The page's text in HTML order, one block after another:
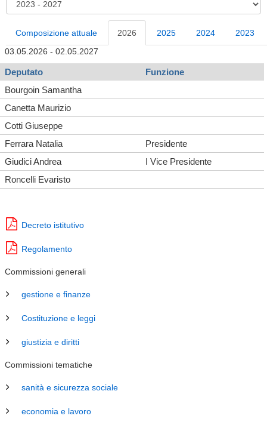
Composizione attuale 2026 2025 2024
2023
03.05.2026 - 02.05.2027
Deputato
Funzione
Bourgoin Samantha
Canetta Maurizio
Cotti Giuseppe
Ferrara Natalia
Presidente
Giudici Andrea
I Vice Presidente
Roncelli Evaristo
Decreto istitutivo
Regolamento
Commissioni generali
gestione e finanze
Costituzione e leggi
giustizia e diritti
Commissioni tematiche
sanità e sicurezza sociale
economia e lavoro